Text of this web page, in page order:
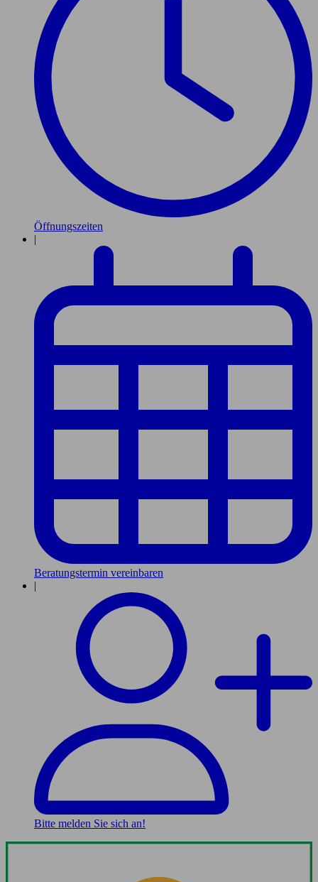
Öffnungszeiten
|
Beratungstermin vereinbaren
|
Bitte melden Sie sich an!